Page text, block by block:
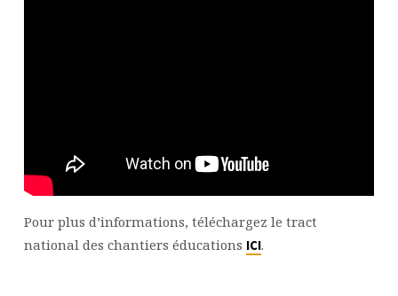
Pour plus d’informations, téléchargez le tract
national des chantiers éducations ICI.